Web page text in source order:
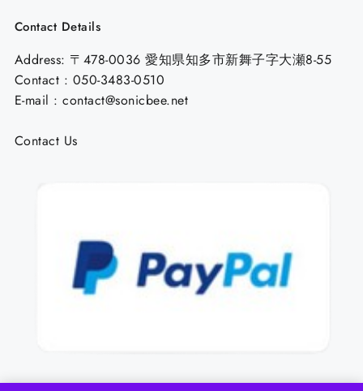
Contact Details
Address: 〒478-0036 愛知県知多市新舞子字大瀬8-55
Contact : 050-3483-0510
E-mail : contact@sonicbee.net
Contact Us